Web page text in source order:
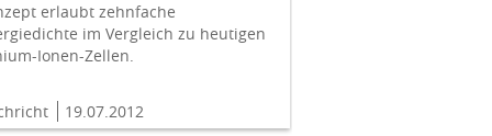
erlaubt zehnfache
im Vergleich zu heutigen
Ionen-Zellen.
19.07.2012